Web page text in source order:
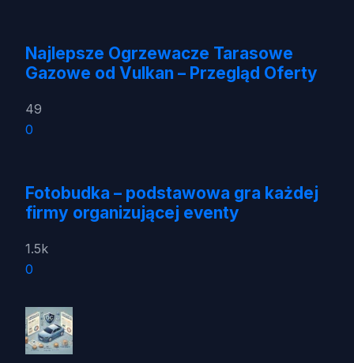
Najlepsze Ogrzewacze Tarasowe
Gazowe od Vulkan – Przegląd Oferty
49
0
Fotobudka – podstawowa gra każdej
firmy organizującej eventy
1.5k
0